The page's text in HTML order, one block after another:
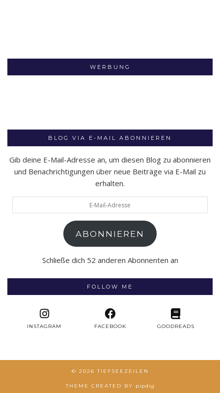
WERBUNG
BLOG VIA E-MAIL ABONNIEREN
Gib deine E-Mail-Adresse an, um diesen Blog zu abonnieren
und Benachrichtigungen über neue Beiträge via E-Mail zu
erhalten.
Mail-
ABONNIEREN
Schließe dich 52 anderen Abonnenten an
FOLLOW ME
INSTAGRAM FACEBOOK GOODREADS
© 2026TIEFSEEZEILEN
THEME CREATED BY pipdig